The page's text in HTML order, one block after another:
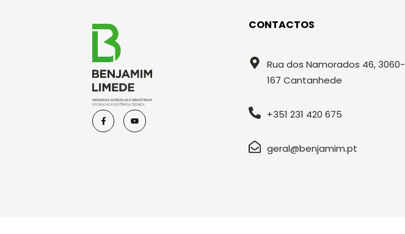
CONTACTOS
Rua dos Namorados 46, 3060-
167 Cantanhede
+351 231 420 675
geral@benjamim.pt